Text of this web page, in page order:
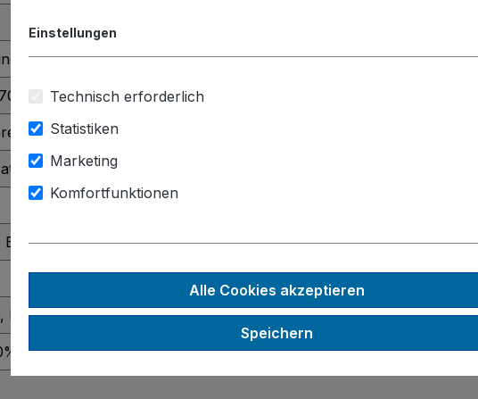
10 IoT, Windows 11
i7-1185G7E
E key, M.2 2242 B key, M.2 2280 M key
, M.2 2280 NVME
(nicht kondensierend)
Einstellungen
Technisch erforderlich
Statistiken
Marketing
Komfortfunktionen
Alle Cookies akzeptieren
Speichern